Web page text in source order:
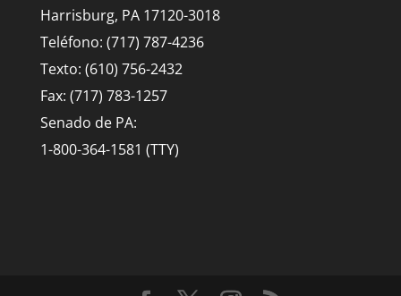
Harrisburg, PA 17120-3018
Teléfono: (717) 787-4236
Texto: (610) 756-2432
Fax: (717) 783-1257
Senado de PA:
1-800-364-1581 (TTY)